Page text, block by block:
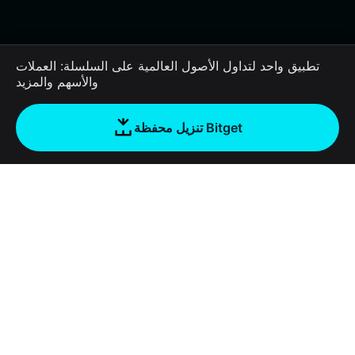
تطبيق واحد لتداول الأصول العالمية على السلسلة: العملات
والأسهم والمزيد
تنزيل محفظة Bitget